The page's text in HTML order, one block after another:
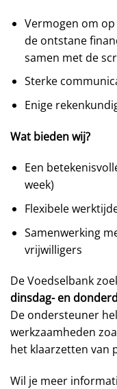
Vermogen om
de ontstane
samen met de
Sterke
Enige
Wat bieden wij?
Een
week)
Flexibele
Samenwerking
vrijwilligers
De Voedselbank
dinsdag- en
De ondersteuner
werkzaamheden
het klaarzetten van
Wil je meer